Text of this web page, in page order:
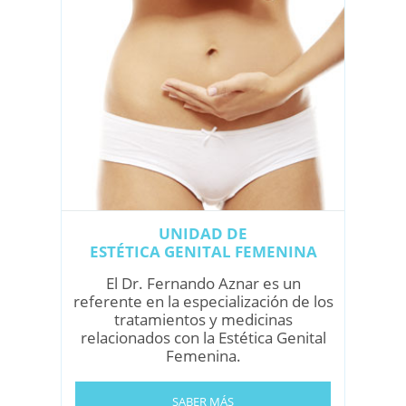
UNIDAD DE
ESTÉTICA GENITAL FEMENINA
El Dr. Fernando Aznar es un
referente en la especialización de los
tratamientos y medicinas
relacionados con la Estética Genital
Femenina.
SABER MÁS